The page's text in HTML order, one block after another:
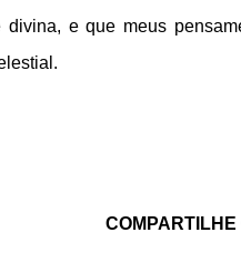
divina, e que meus
COMPARTILHE